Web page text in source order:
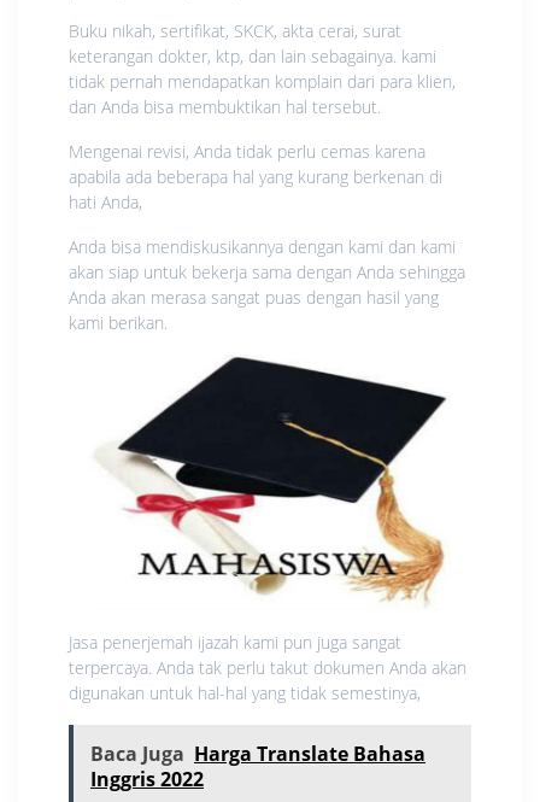
Buku nikah, sertifikat, SKCK, akta cerai, surat
keterangan dokter, ktp, dan lain sebagainya. kami
tidak pernah mendapatkan komplain dari para klien,
dan Anda bisa membuktikan hal tersebut.
Mengenai revisi, Anda tidak perlu cemas karena
apabila ada beberapa hal yang kurang berkenan di
hati Anda,
Anda bisa mendiskusikannya dengan kami dan kami
akan siap untuk bekerja sama dengan Anda sehingga
Anda akan merasa sangat puas dengan hasil yang
kami berikan.
Jasa penerjemah ijazah kami pun juga sangat
terpercaya. Anda tak perlu takut dokumen Anda akan
digunakan untuk hal-hal yang tidak semestinya,
Baca Juga Harga Translate Bahasa
Inggris 2022